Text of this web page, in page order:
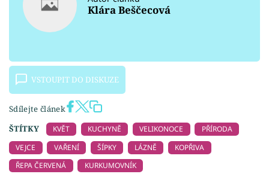
Klára Beščecová
VSTOUPIT DO DISKUZE
Sdílejte článek
ŠTÍTKY
KVĚT KUCHYNĚ VELIKONOCE
PŘÍRODA
VEJCE
VAŘENÍ ŠÍPKY LÁZNĚ
KOPŘIVA
ŘEPA ČERVENÁ
KURKUMOVNÍK